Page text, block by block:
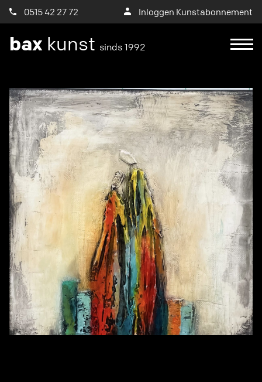
0515 42 27 72 Inloggen Kunstabonnement
bax kunst sinds 1992